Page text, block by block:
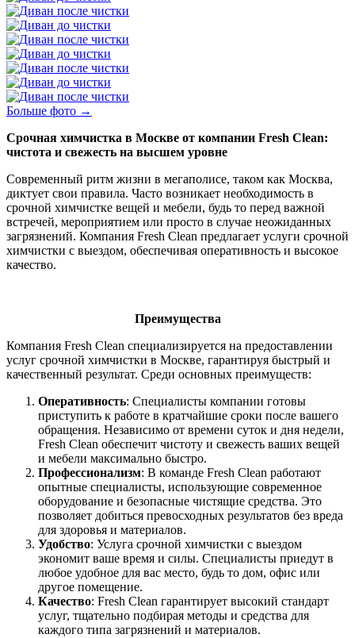
Больше фото →
Срочная химчистка в Москве от компании Fresh Clean:
чистота и свежесть на высшем уровне
Современный ритм жизни в мегаполисе, таком как Москва,
диктует свои правила. Часто возникает необходимость в
срочной химчистке вещей и мебели, будь то перед важной
встречей, мероприятием или просто в случае неожиданных
загрязнений. Компания Fresh Clean предлагает услуги срочной
химчистки с выездом, обеспечивая оперативность и высокое
качество.
Преимущества
Компания Fresh Clean специализируется на предоставлении
услуг срочной химчистки в Москве, гарантируя быстрый и
качественный результат. Среди основных преимуществ:
Оперативность: Специалисты компании готовы
приступить к работе в кратчайшие сроки после вашего
обращения. Независимо от времени суток и дня недели,
Fresh Clean обеспечит чистоту и свежесть ваших вещей
и мебели максимально быстро.
Профессионализм: В команде Fresh Clean работают
опытные специалисты, использующие современное
оборудование и безопасные чистящие средства. Это
позволяет добиться превосходных результатов без вреда
для здоровья и материалов.
Удобство: Услуга срочной химчистки с выездом
экономит ваше время и силы. Специалисты приедут в
любое удобное для вас место, будь то дом, офис или
другое помещение.
Качество: Fresh Clean гарантирует высокий стандарт
услуг, тщательно подбирая методы и средства для
каждого типа загрязнений и материалов.